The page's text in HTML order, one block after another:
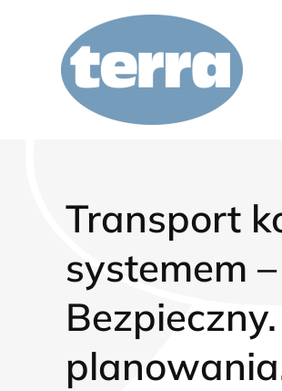
Quality control
Zapytanie
Kariera
Transport
systemem